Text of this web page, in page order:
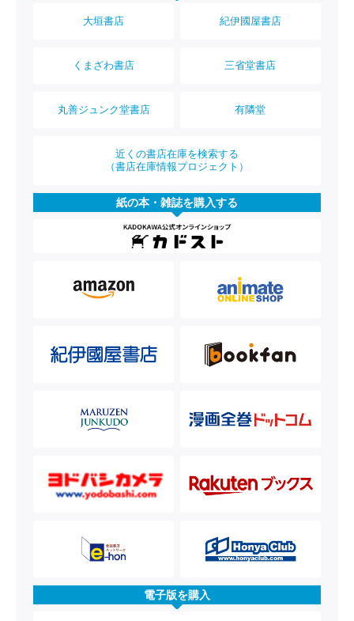
大垣書店 紀伊國屋書店
くまざわ書店 三省堂書店
丸善ジュンク堂書店 有隣堂
近くの書店在庫を検索する
（書店在庫情報プロジェクト）
紙の本・雑誌を購入する
電子版を購入